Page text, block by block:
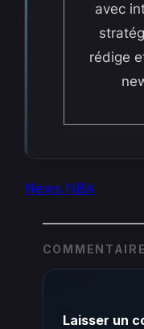
avec
rédige
News NBA
Laisser un